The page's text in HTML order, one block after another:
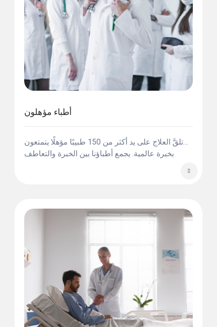
أطباء مؤهلون
تلقَّ العلاج على يد أكثر من 150 طبيبًا مؤهلًا يتمتعون
بخبرة عالمية. يجمع أطباؤنا بين الخبرة والتعاطف